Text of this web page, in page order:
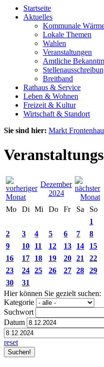
Startseite
Aktuelles
Kommunale
Lokale Themen
Wahlen
Veranstaltungen
Amtliche
Breitband
Rathaus & Service
Leben & Wohnen
Freizeit & Kultur
Wirtschaft & Standort
Sie sind hier: Markt
Dezember
2024
Mo
Di Mi Do Fr Sa
So
1
2
3 4 5 6 7
8
9
10 11 12 13 14
15
16
17 18 19 20 21
22
23
24 25 26 27 28
29
30
31
Hier können Sie gezielt suchen:
Kategorie
Suchwort
Datum
reset